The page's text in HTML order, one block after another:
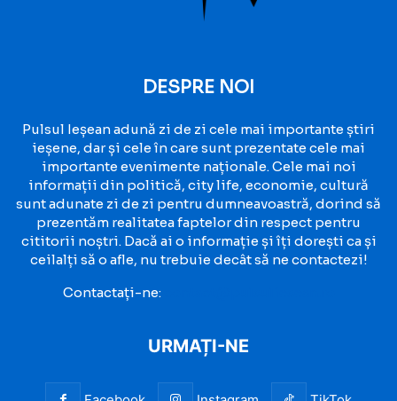
DESPRE NOI
Pulsul Ieșean adună zi de zi cele mai importante știri
ieșene, dar și cele în care sunt prezentate cele mai
importante evenimente naționale. Cele mai noi
informații din politică, city life, economie, cultură
sunt adunate zi de zi pentru dumneavoastră, dorind să
prezentăm realitatea faptelor din respect pentru
cititorii noștri. Dacă ai o informație și îți dorești ca și
ceilalți să o afle, nu trebuie decât să ne contactezi!
Contactați-ne:
URMAȚI-NE